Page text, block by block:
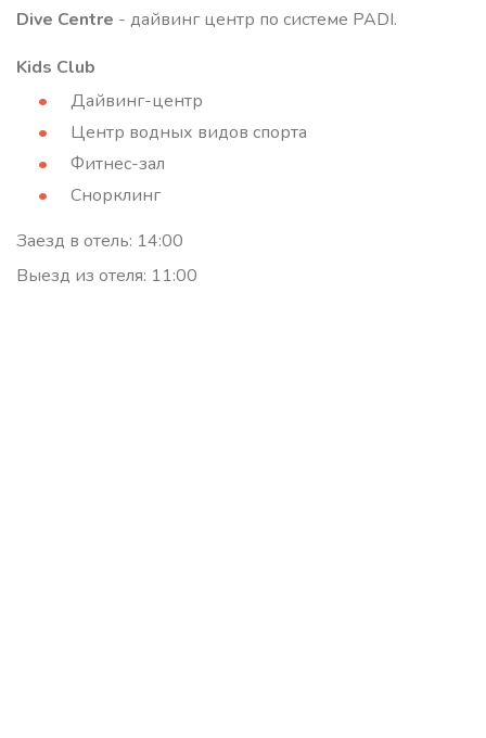
Dive Centre - дайвинг центр по системе PADI.
Kids Club
Дайвинг-центр
Центр водных видов спорта
Фитнес-зал
Снорклинг
Заезд в отель: 14:00
Выезд из отеля: 11:00